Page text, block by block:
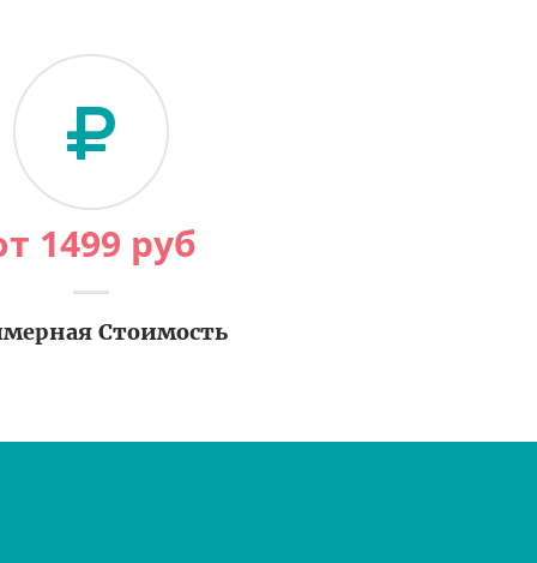
1499 руб
Стоимость